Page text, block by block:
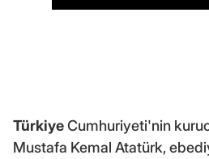
TürkiyeCumhuriyeti'nin
Mustafa Kemal Atatürk,